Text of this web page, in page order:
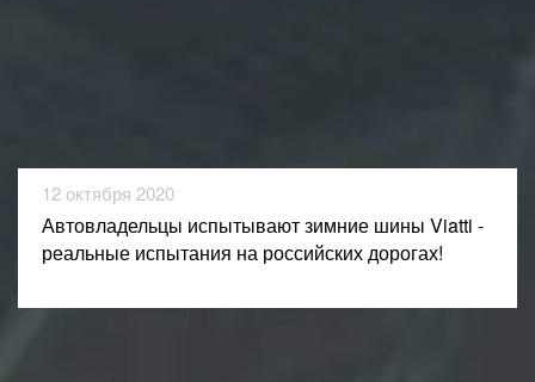
12 октября 2020
Автовладельцы испытывают зимние шины Viatti -
реальные испытания на российских дорогах!